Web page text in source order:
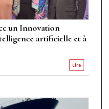
un Innovation
artificielle et à
Lire